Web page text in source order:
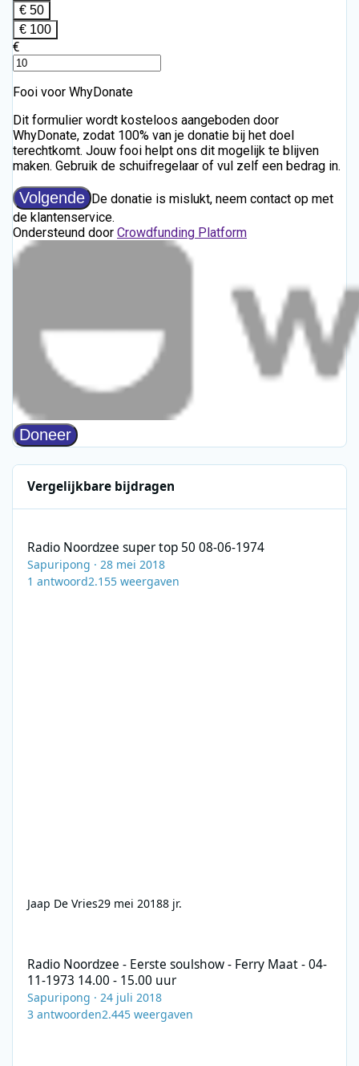
Vergelijkbare bijdragen
Radio Noordzee super top 50 08-06-1974
Sapuripong ·28 mei 2018
1 antwoord2.155 weergaven
Jaap De Vries29 mei 20188 jr.
Radio Noordzee - Eerste soulshow - Ferry Maat - 04-
11-1973 14.00 - 15.00 uur
Sapuripong ·24 juli 2018
3 antwoorden2.445 weergaven